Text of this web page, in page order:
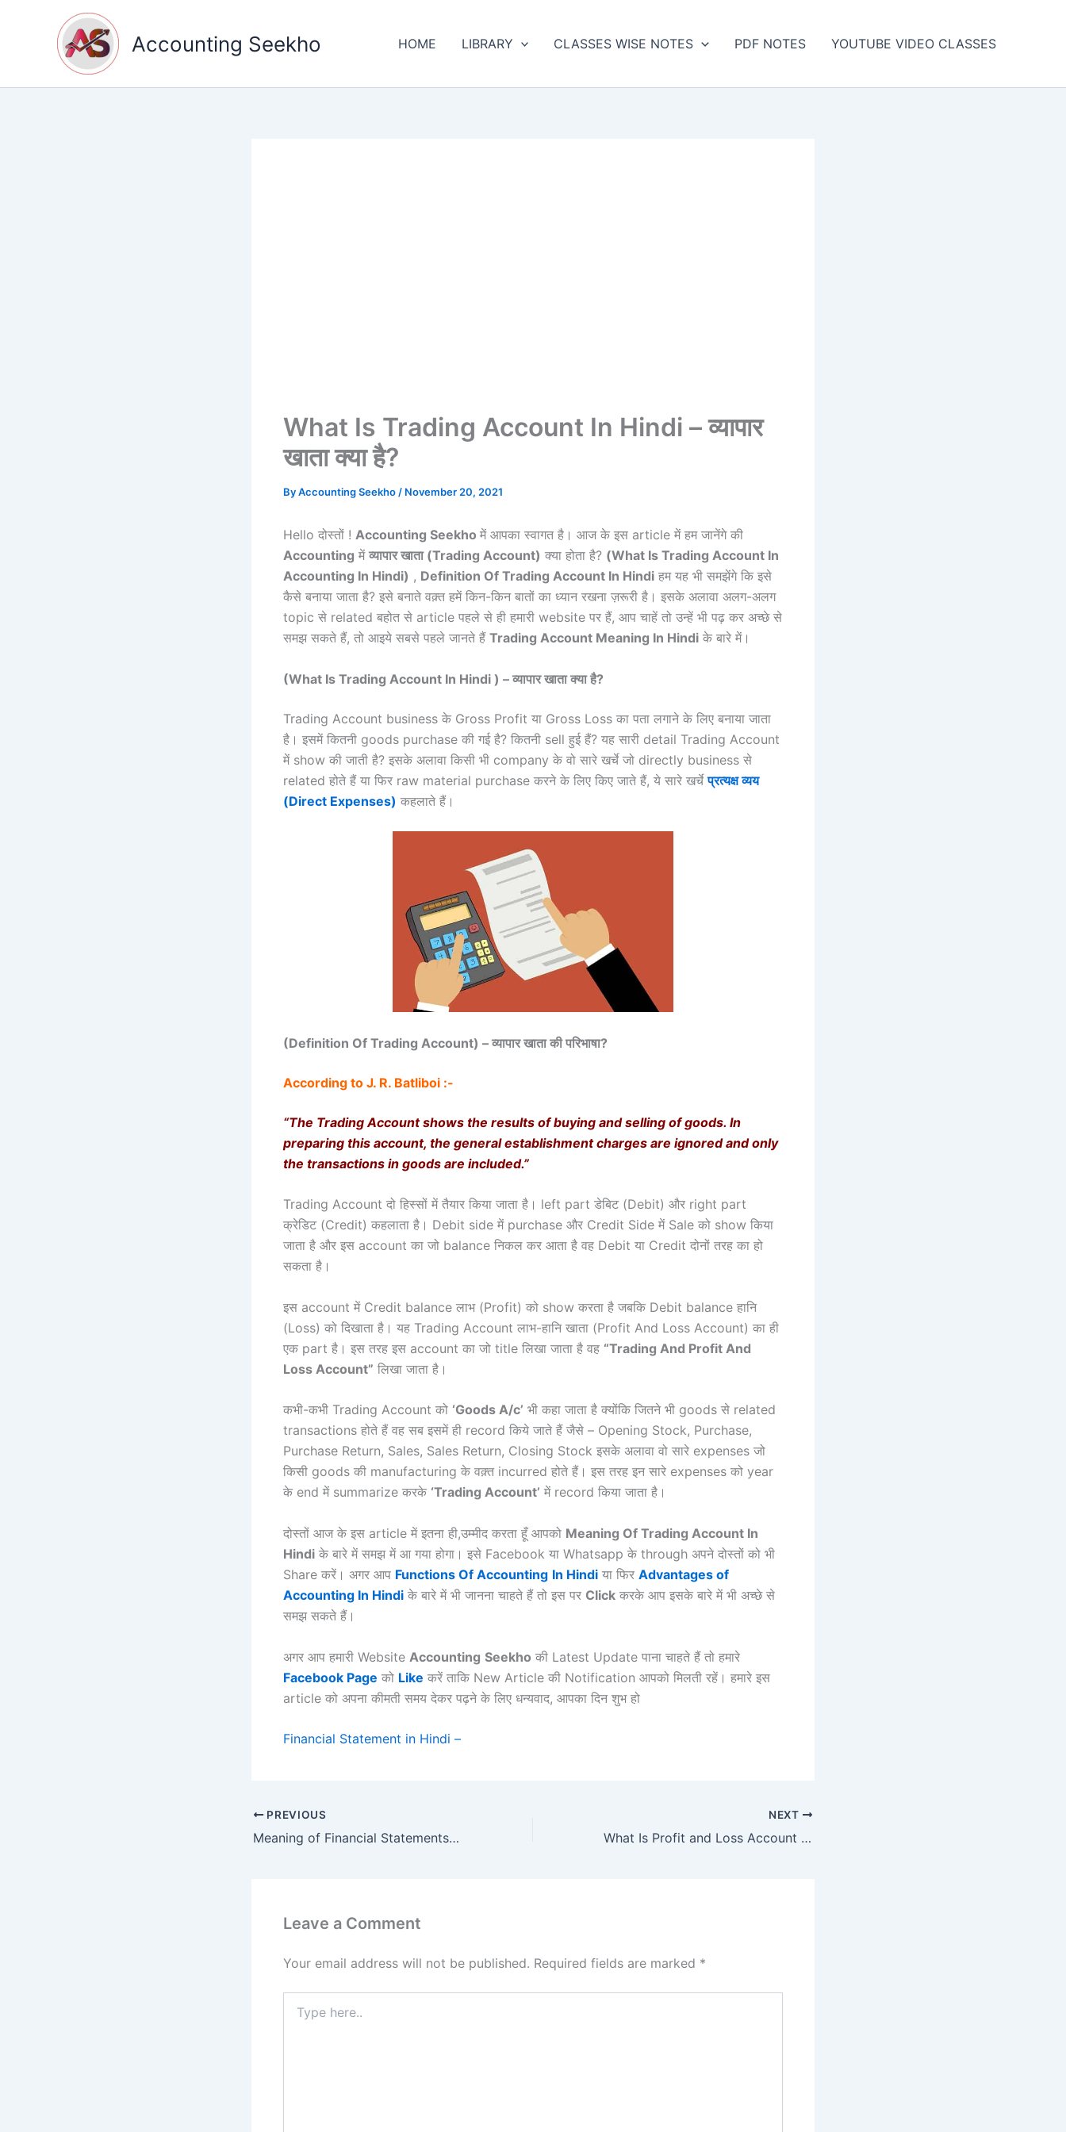
Accounting Seekho HOME LIBRARY CLASSES WISE NOTES PDF NOTES YOUTUBE VIDEO CLASSES
What Is Trading Account In Hindi – व्यापार
खाता क्या है?
ByAccounting Seekho / November 20, 2021
Hello दोस्तों ! Accounting Seekho में आपका स्वागत है। आज के इस article में हम जानेंगे की
Accounting में व्यापार खाता (Trading Account) क्या होता है? (What Is Trading Account In
Accounting In Hindi) , Definition Of Trading Account In Hindi हम यह भी समझेंगे कि इसे
कैसे बनाया जाता है? इसे बनाते वक़्त हमें किन-किन बातों का ध्यान रखना ज़रूरी है। इसके अलावा अलग-अलग
topic से related बहोत से article पहले से ही हमारी website पर हैं, आप चाहें तो उन्हें भी पढ़ कर अच्छे से
समझ सकते हैं, तो आइये सबसे पहले जानते हैं Trading Account Meaning In Hindi के बारे में।
(What Is Trading Account In Hindi ) – व्यापार खाता क्या है?
Trading Account business के Gross Profit या Gross Loss का पता लगाने के लिए बनाया जाता
है। इसमें कितनी goods purchase की गई है? कितनी sell हुई हैं? यह सारी detail Trading Account
में show की जाती है? इसके अलावा किसी भी company के वो सारे खर्चे जो directly business से
related होते हैं या फिर raw material purchase करने के लिए किए जाते हैं, ये सारे खर्चेप्रत्यक्ष व्यय
(Direct Expenses) कहलाते हैं।
(Definition Of Trading Account) – व्यापार खाता की परिभाषा?
According to J. R. Batliboi :-
“The Trading Account shows the results of buying and selling of goods. In
preparing this account, the general establishment charges are ignored and only
the transactions in goods are included.”
Trading Account दो हिस्सों में तैयार किया जाता है। left part डेबिट (Debit) और right part
क्रेडिट (Credit) कहलाता है। Debit side में purchase और Credit Side में Sale को show किया
जाता है और इस account का जो balance निकल कर आता है वह Debit या Credit दोनों तरह का हो
सकता है।
इस account में Credit balance लाभ (Profit) को show करता है जबकि Debit balance हानि
(Loss) को दिखाता है। यह Trading Account लाभ-हानि खाता (Profit And Loss Account) का ही
एक part है। इस तरह इस account का जो title लिखा जाता है वह “Trading And Profit And
Loss Account” लिखा जाता है।
कभी-कभी Trading Account को ‘Goods A/c’ भी कहा जाता है क्योंकि जितने भी goods से related
transactions होते हैं वह सब इसमें ही record किये जाते हैं जैसे – Opening Stock, Purchase,
Purchase Return, Sales, Sales Return, Closing Stock इसके अलावा वो सारे expenses जो
किसी goods की manufacturing के वक़्त incurred होते हैं। इस तरह इन सारे expenses को year
के end में summarize करके ‘Trading Account’ में record किया जाता है।
दोस्तों आज के इस article में इतना ही,उम्मीद करता हूँ आपको Meaning Of Trading Account In
Hindi के बारे में समझ में आ गया होगा। इसे Facebook या Whatsapp के through अपने दोस्तों को भी
Share करें। अगर आप Functions Of Accounting In Hindi या फिर Advantages of
Accounting In Hindi के बारे में भी जानना चाहते हैं तो इस पर Click करके आप इसके बारे में भी अच्छे से
समझ सकते हैं।
अगर आप हमारी Website Accounting Seekho की Latest Update पाना चाहते हैं तो हमारे
Facebook Page को Like करें ताकि New Article की Notification आपको मिलती रहें। हमारे इस
article को अपना कीमती समय देकर पढ़ने के लिए धन्यवाद, आपका दिन शुभ हो
Financial Statement in Hindi –
PREVIOUS
Meaning of Financial Statements in Hindi ?
NEXT
What Is Profit and Loss Account In Hindi ? लाभ-हानि खाता ?
Leave a Comment
Your email address will not be published. Required fields are marked *
here..